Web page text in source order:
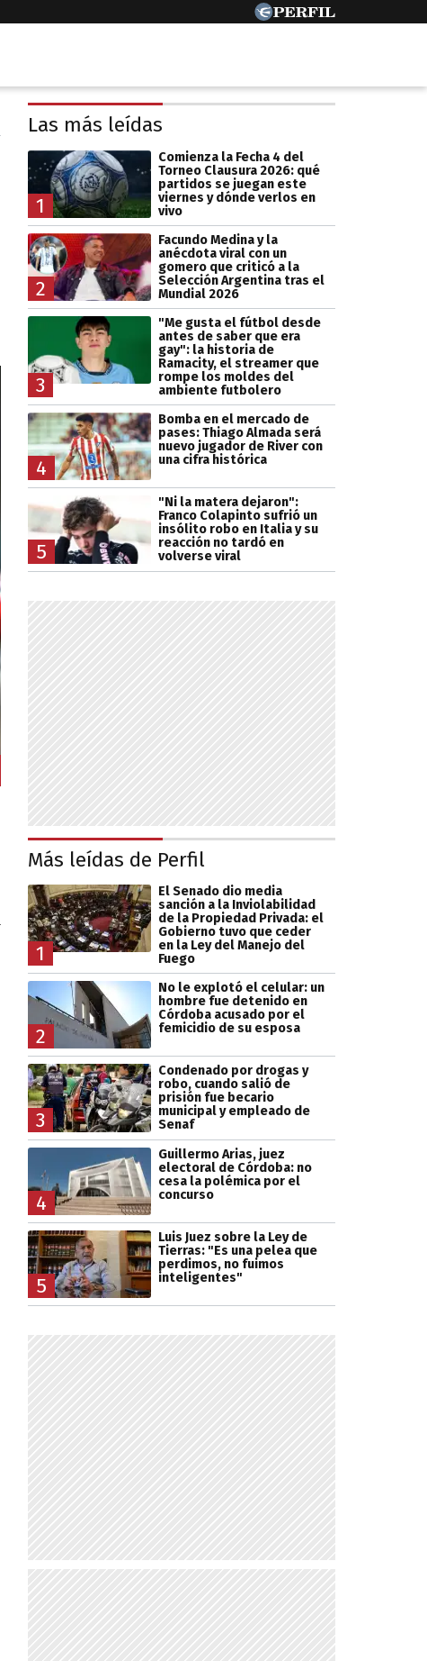
Las más leídas
1
Comienza la Fecha 4 del
Torneo Clausura 2026: qué
partidos se juegan este
viernes y dónde verlos en
vivo
2
Facundo Medina y la
anécdota viral con un
gomero que criticó a la
Selección Argentina tras el
Mundial 2026
3
"Me gusta el fútbol desde
antes de saber que era
gay": la historia de
Ramacity, el streamer que
rompe los moldes del
ambiente futbolero
4
Bomba en el mercado de
pases: Thiago Almada será
nuevo jugador de River con
una cifra histórica
5
"Ni la matera dejaron":
Franco Colapinto sufrió un
insólito robo en Italia y su
reacción no tardó en
volverse viral
Más leídas de Perfil
1
El Senado dio media
sanción a la Inviolabilidad
de la Propiedad Privada: el
Gobierno tuvo que ceder
en la Ley del Manejo del
Fuego
2
No le explotó el celular: un
hombre fue detenido en
Córdoba acusado por el
femicidio de su esposa
3
Condenado por drogas y
robo, cuando salió de
prisión fue becario
municipal y empleado de
Senaf
4
Guillermo Arias, juez
electoral de Córdoba: no
cesa la polémica por el
concurso
5
Luis Juez sobre la Ley de
Tierras: "Es una pelea que
perdimos, no fuimos
inteligentes"